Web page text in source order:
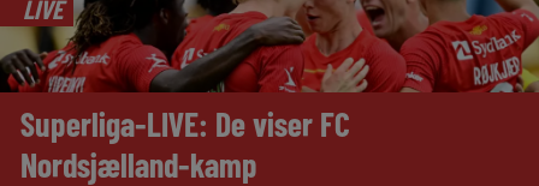
LIVE
Superliga-LIVE: De viser FC
Nordsjælland-kamp